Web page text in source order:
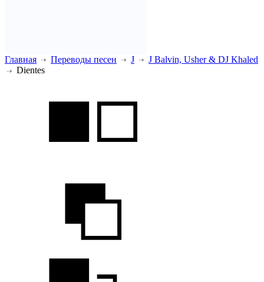
Главная Переводы песен J
J Balvin, Usher & DJ Khaled
Dientes